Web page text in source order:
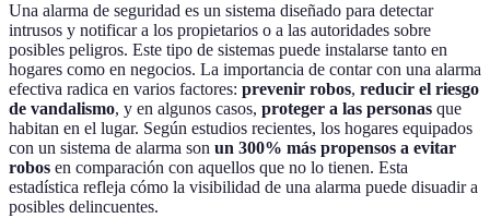
Una alarma de seguridad es un sistema diseñado para detectar
intrusos y notificar a los propietarios o a las autoridades sobre
posibles peligros. Este tipo de sistemas puede instalarse tanto en
hogares como en negocios. La importancia de contar con una alarma
efectiva radica en varios factores: prevenir robos, reducir el riesgo
de vandalismo, y en algunos casos, proteger a las personas que
habitan en el lugar. Según estudios recientes, los hogares equipados
con un sistema de alarma son un 300% más propensos a evitar
robos en comparación con aquellos que no lo tienen. Esta
estadística refleja cómo la visibilidad de una alarma puede disuadir a
posibles delincuentes.